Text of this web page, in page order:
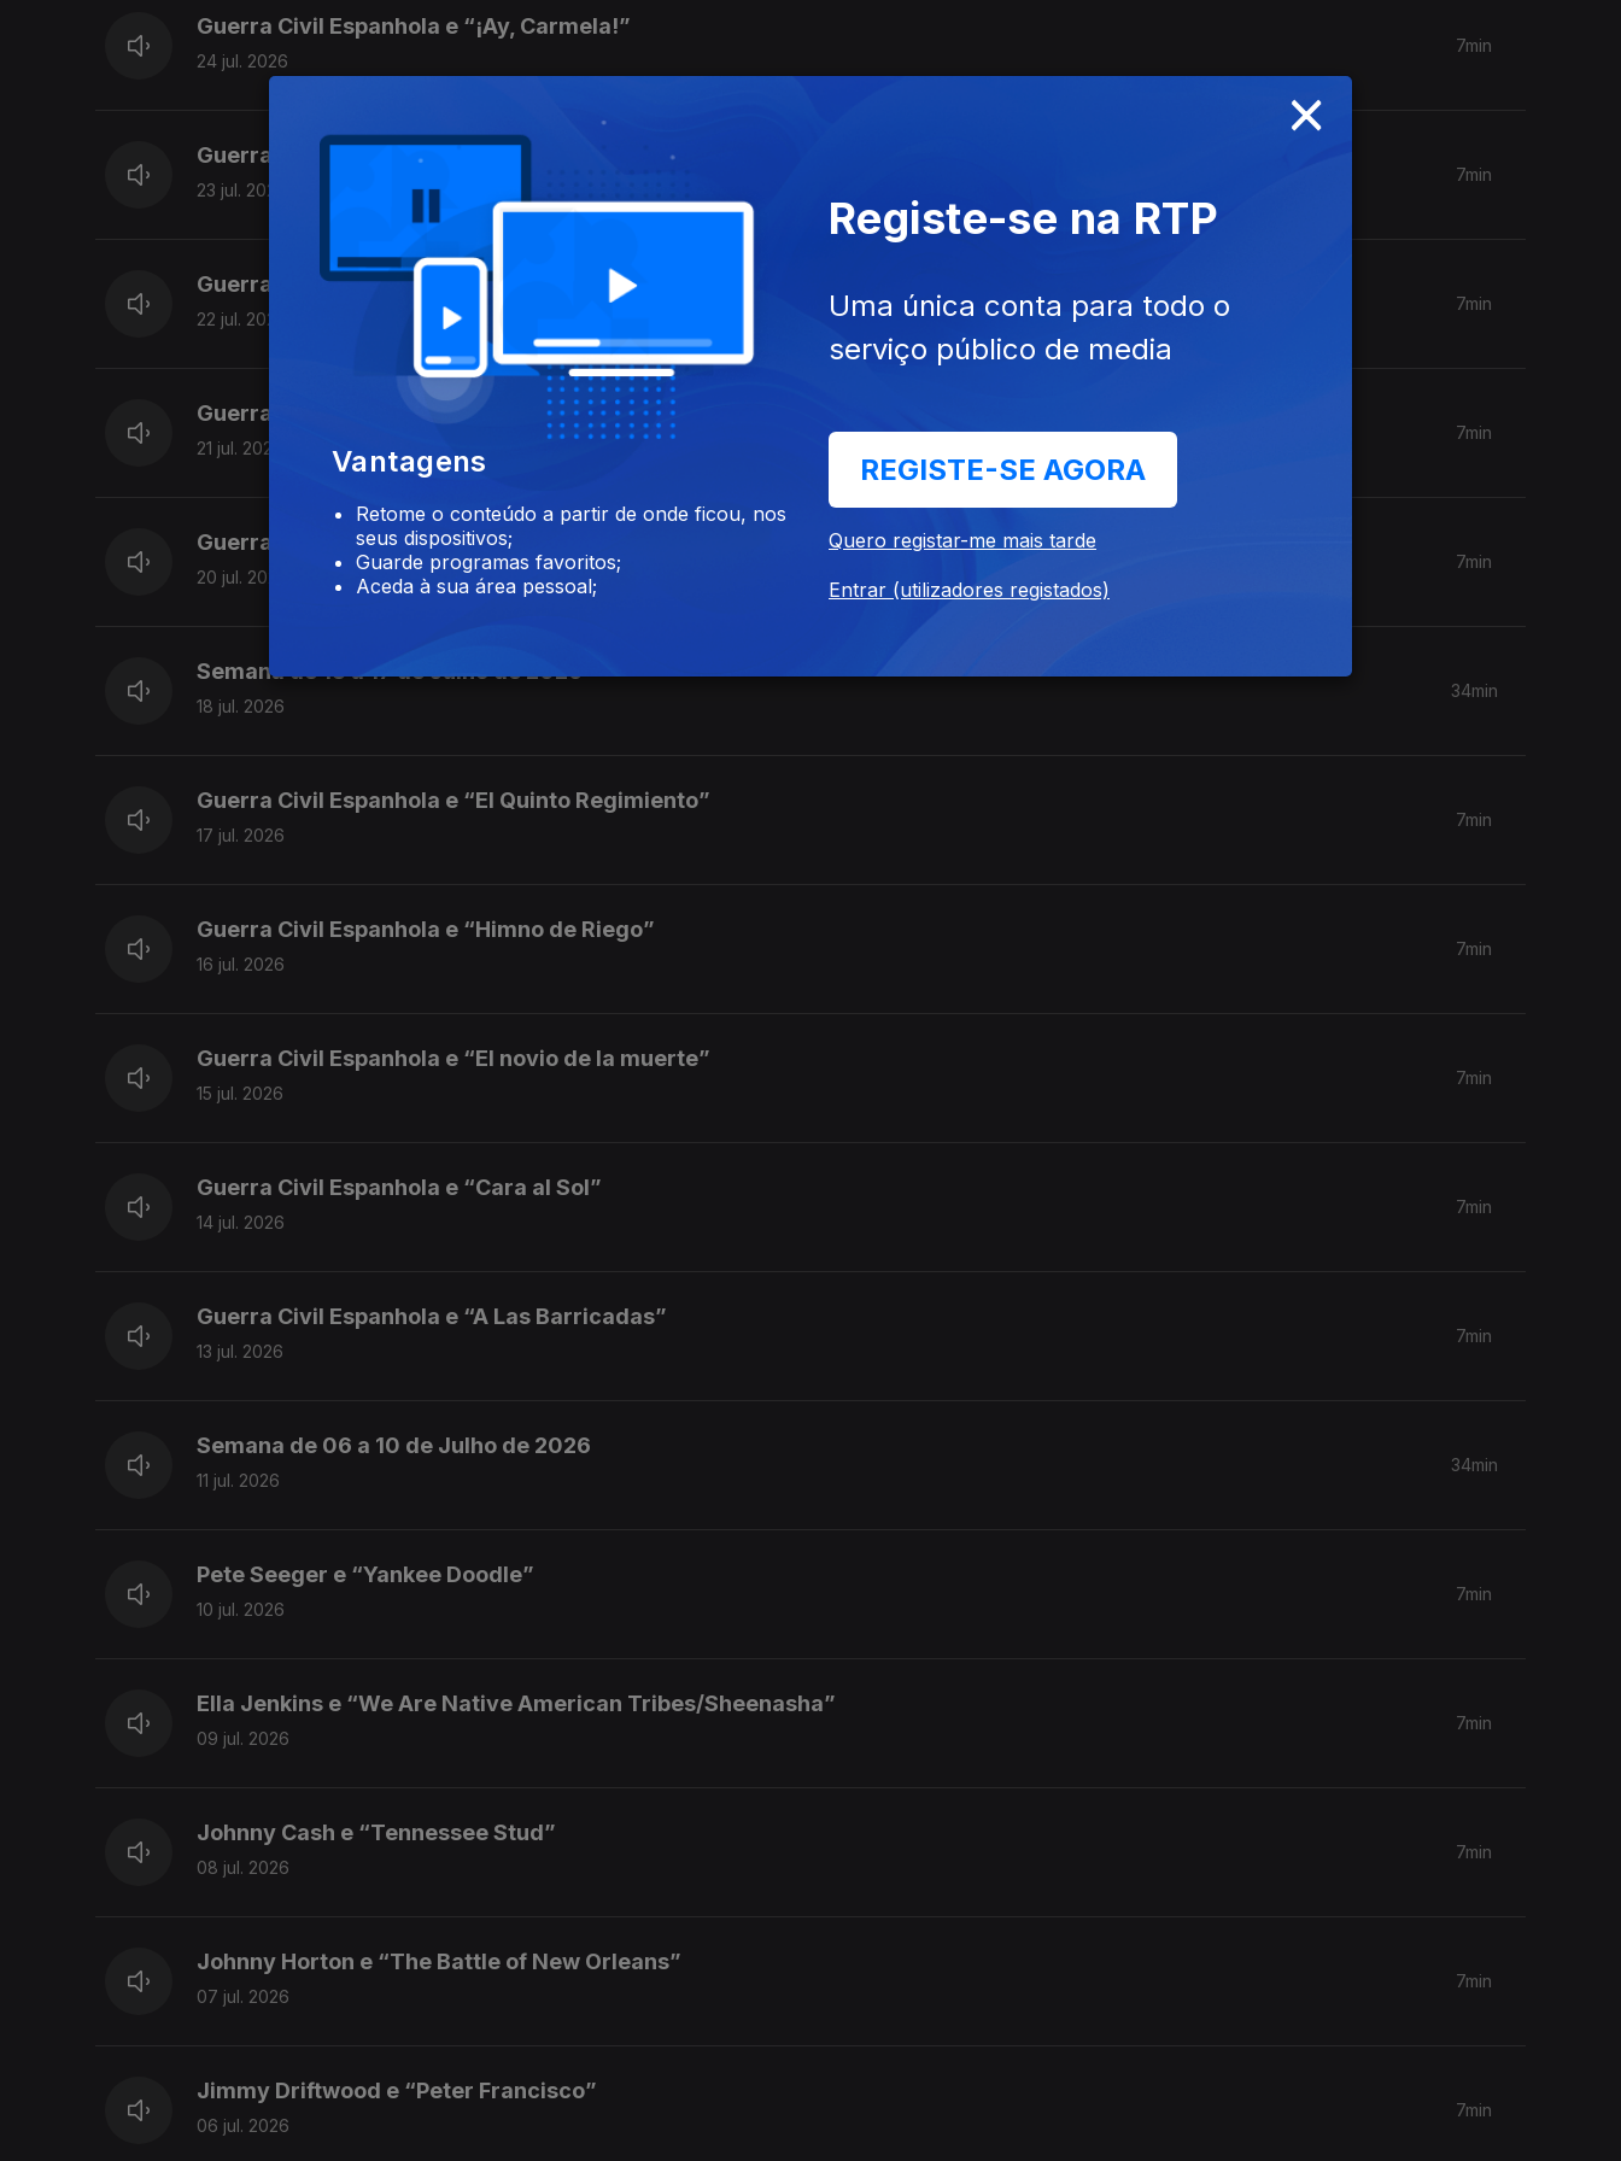
Guerra Civil Espanhola e “¡Ay, Carmela!”
24 jul. 2026
7min
Guerra Civil Espanhola e “La Joven Guardia”
23 jul. 2026
7min
Guerra Civil Espanhola e “Falangista soy”
22 jul. 2026
7min
Guerra Civil Espanhola e “Lied der Internationalen Brigaden”
21 jul. 2026
7min
Guerra Civil Espanhola e “Marcha del Quinto Regimiento”
20 jul. 2026
7min
Semana de 13 a 17 de Julho de 2026
18 jul. 2026
34min
Guerra Civil Espanhola e “El Quinto Regimiento”
17 jul. 2026
7min
Guerra Civil Espanhola e “Himno de Riego”
16 jul. 2026
7min
Guerra Civil Espanhola e “El novio de la muerte”
15 jul. 2026
7min
Guerra Civil Espanhola e “Cara al Sol”
14 jul. 2026
7min
Guerra Civil Espanhola e “A Las Barricadas”
13 jul. 2026
7min
Semana de 06 a 10 de Julho de 2026
11 jul. 2026
34min
Pete Seeger e “Yankee Doodle”
10 jul. 2026
7min
Ella Jenkins e “We Are Native American Tribes/Sheenasha”
09 jul. 2026
7min
Johnny Cash e “Tennessee Stud”
08 jul. 2026
7min
Johnny Horton e “The Battle of New Orleans”
07 jul. 2026
7min
Jimmy Driftwood e “Peter Francisco”
06 jul. 2026
7min
×
Vantagens
Retome o conteúdo a partir de onde ficou, nos
seus dispositivos;
Guarde programas favoritos;
Aceda à sua área pessoal;
Registe-se na RTP
Uma única conta para todo o
serviço público de media
REGISTE-SE AGORA
Quero registar-me mais tarde
Entrar (utilizadores registados)